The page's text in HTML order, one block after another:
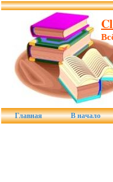
Главная В начало